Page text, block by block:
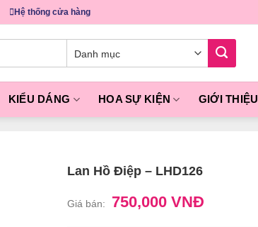
Hệ thống cửa hàng
KIỂU DÁNG HOA SỰ KIỆN GIỚI THIỆU
Lan Hồ Điệp – LHD126
Giá bán: 750,000 VNĐ